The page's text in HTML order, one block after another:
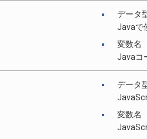
データ
Javaで
変数名
Javaコ
データ
変数名